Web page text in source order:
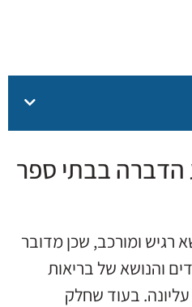
בבתי ספר
רגיש ומורכב, שכן מדובר
והנושא של בריאות
בעוד שחלק